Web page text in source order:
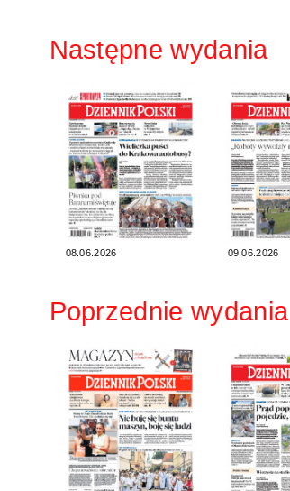
Następne wydania
08.06.2026 09.06.2026
Poprzednie wydania